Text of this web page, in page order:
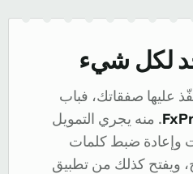
لكل شيء
عليها صفقاتك، فباب
. منه يجري التمويل
وإعادة ضبط كلمات
ويفتح كذلك من تطبيق